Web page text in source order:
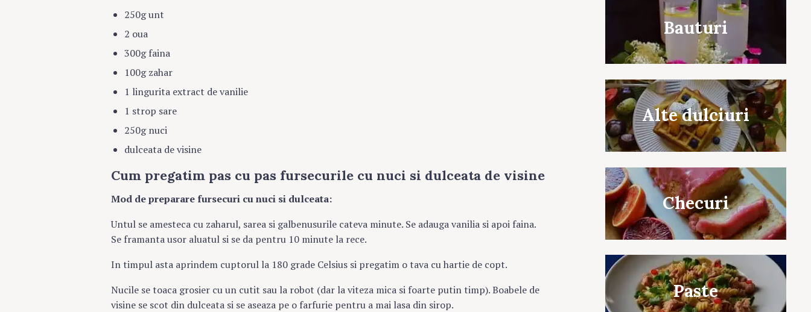
250g unt
2 oua
300g faina
100g zahar
1 lingurita extract de vanilie
1 strop sare
250g nuci
dulceata de visine
Cum pregatim pas cu pas fursecurile cu nuci si dulceata de visine
Mod de preparare fursecuri cu nuci si dulceata:
Untul se amesteca cu zaharul, sarea si galbenusurile cateva minute. Se adauga vanilia si apoi faina.
Se framanta usor aluatul si se da pentru 10 minute la rece.
In timpul asta aprindem cuptorul la 180 grade Celsius si pregatim o tava cu hartie de copt.
Nucile se toaca grosier cu un cutit sau la robot (dar la viteza mica si foarte putin timp). Boabele de
visine se scot din dulceata si se aseaza pe o farfurie pentru a mai lasa din sirop.
Bauturi
Alte dulciuri
Checuri
Paste
Search
for: